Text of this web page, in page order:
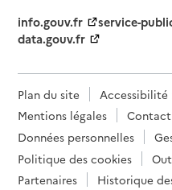
info.gouv.fr
service-
data.gouv.fr
Plan du site
Mentions légales
Contact
Données personnelles
Politique des cookies
Partenaires
Historique